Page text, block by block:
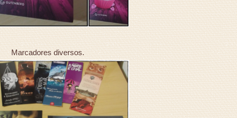
Marcadores diversos.